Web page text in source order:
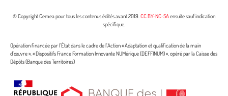
© Copyright Cemea pour tous les contenus édités avant 2019.CC BY-NC-SAensuite sauf indication
spécifique.
Opération financée par l’État dans le cadre de l’Action « Adaptation et qualification de la main
d’œuvre », « Dispositifs France Formation Innovante NUMérique (DEFFINUM) », opéré par la Caisse des
Dépôts (Banque des Territoires)